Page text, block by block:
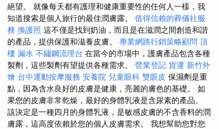
絕望。 就像每天都有護理和健康重要性的任何人一樣，我
知道搜索是個人旅行的最佳潤膚露。 值得信賴的葬儀社服
務 換護照 這不僅是找到奶油，而且是在滋潤之間創造和諧
的產品，提供保護和滋養皮膚。 專業網路行銷策略顧問 頂
樓 漏水 不鏽鋼流理台 在當今的市場中，護膚產品包含各種
製劑，這些製劑有望提供各種需求。 營業登記 貨運 新竹外
燴 台中運動按摩服務 安養院 兒童眼科 雙眼皮 保濕劑是重
點，因為含水良好的皮膚是健康，亮麗的膚色的基礎。 如
果您的皮膚非常乾燥，最好的身體乳液是含尿素的產品。
該決定是一種四月的身體乳液，是敏感皮膚的不含香料的潤
膚露，這高度依賴於您的個人皮膚需求。 我想幫助您對您